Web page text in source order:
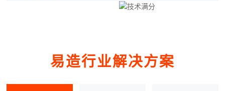
易造行业解决方案